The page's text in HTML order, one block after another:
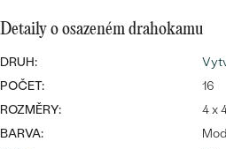
STŘÍBRO
PERSONALIZOVANÉ
SYMBOLICKÉ
MINIMALISTICKÉ
Detaily o osazeném drahokamu
DRUH:
POČET:
16
ROZMĚRY:
4 x
BARVA: